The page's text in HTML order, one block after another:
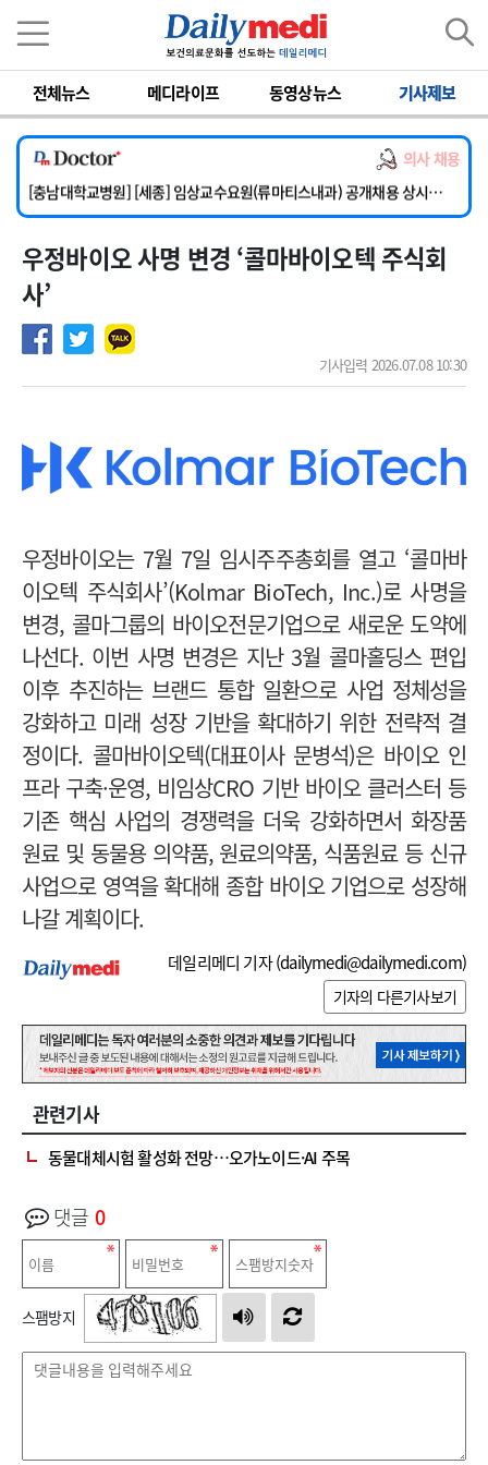
전체뉴스 메디라이프 동영상뉴스 기사제보
의사 채용
[단국대학교병원] 임상전담교원 및 전임의 초빙
[해운대부민병원] [해운대] 2026년 하반기 인턴 모집
[서울아산병원] 건강증진센터 소화기파트 건진교수 초빙
[충남대학교병원] [세종] 임상교수요원(류마티스내과) 공개채용 상시모집
[이대서울병원] 정형외과 일반의 초빙
[단국대학교병원] 임상전담교원 및 전임의 초빙
[해운대부민병원] [해운대] 2026년 하반기 인턴 모집
우정바이오 사명 변경 ‘콜마바이오텍 주식회
사’
기사입력 2026.07.08 10:30
우정바이오는 7월 7일 임시주주총회를 열고 ‘콜마바
이오텍 주식회사’(Kolmar BioTech, Inc.)로 사명을
변경, 콜마그룹의 바이오전문기업으로 새로운 도약에
나선다. 이번 사명 변경은 지난 3월 콜마홀딩스 편입
이후 추진하는 브랜드 통합 일환으로 사업 정체성을
강화하고 미래 성장 기반을 확대하기 위한 전략적 결
정이다. 콜마바이오텍(대표이사 문병석)은 바이오 인
프라 구축·운영, 비임상CRO 기반 바이오 클러스터 등
기존 핵심 사업의 경쟁력을 더욱 강화하면서 화장품
원료 및 동물용 의약품, 원료의약품, 식품원료 등 신규
사업으로 영역을 확대해 종합 바이오 기업으로 성장해
나갈 계획이다.
데일리메디 기자 (dailymedi@dailymedi.com)
기자의 다른기사보기
관련기사
동물대체시험 활성화 전망…오가노이드·AI 주목
댓글 0
스팸방지